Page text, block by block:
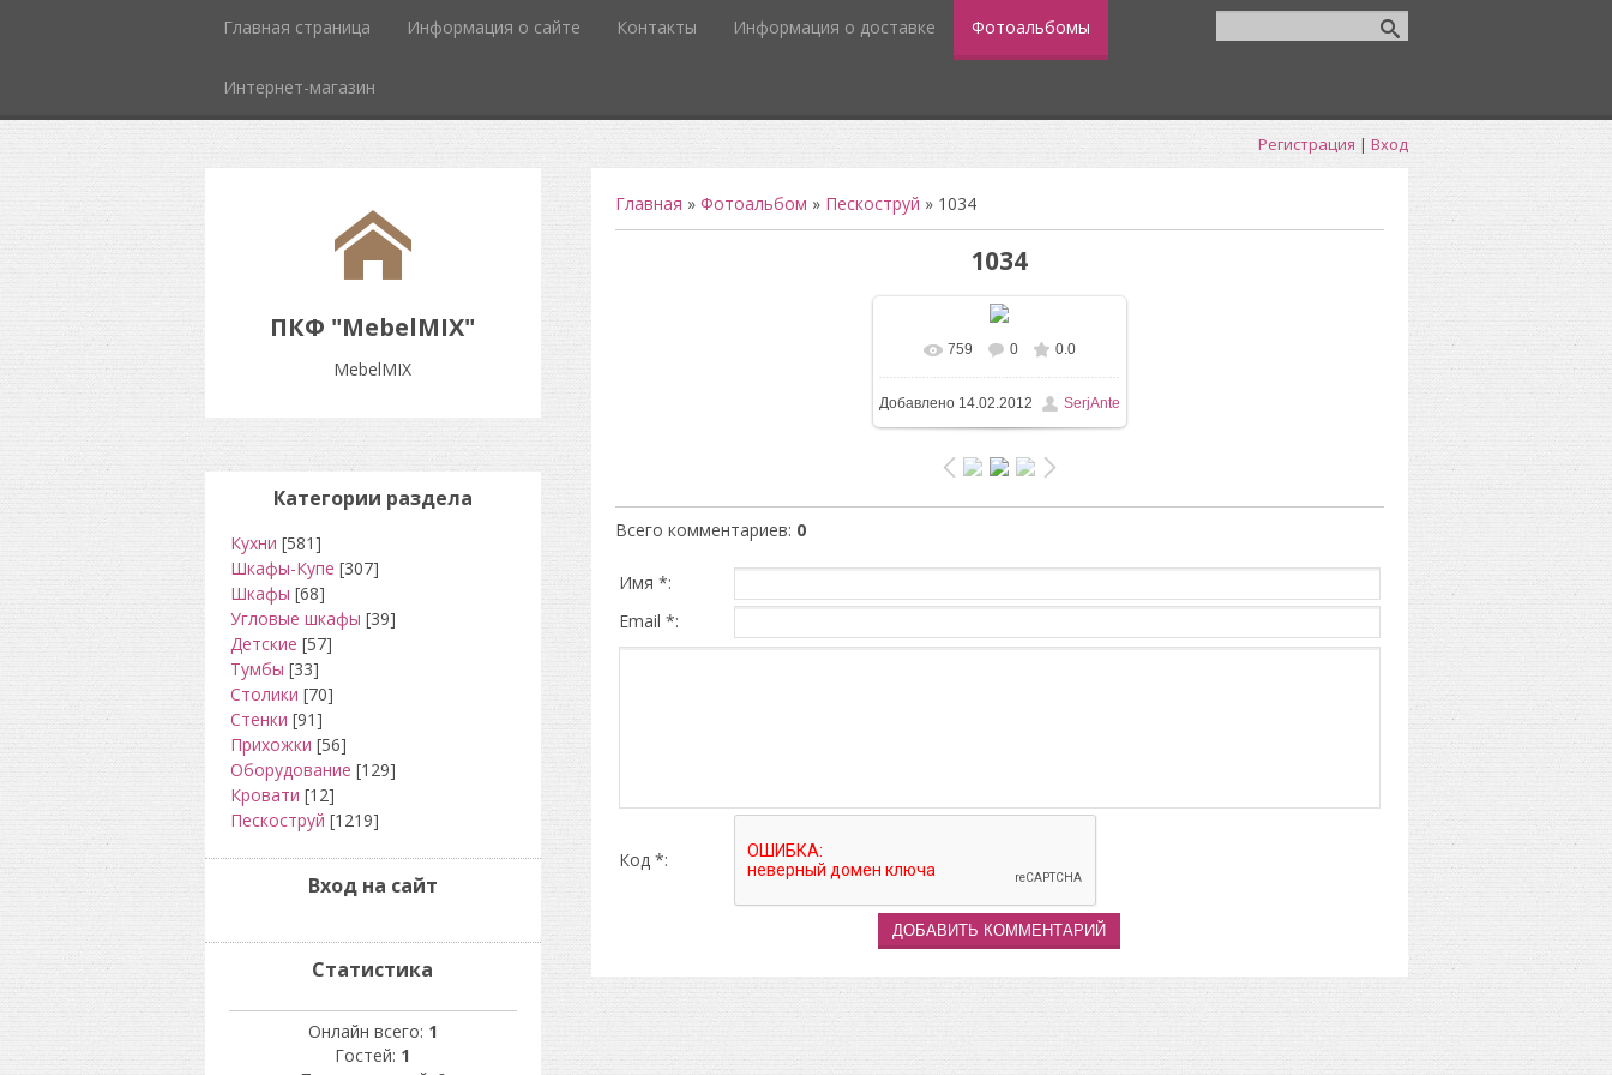
Главная страница Информация о сайте Контакты Информация о доставке Фотоальбомы
Интернет-магазин
Регистрация | Вход
ПКФ "MebelMIX"
MebelMIX
Главная » Фотоальбом » Пескоструй » 1034
1034
В реальном размере
756x732/ 66.3Kb
759 0 0.0
Добавлено14.02.2012 SerjAnte
Всего комментариев: 0
Имя *:
Email *:
Код *:
Категории раздела
Кухни [581]
Шкафы-Купе [307]
Шкафы [68]
Угловые шкафы [39]
Детские [57]
Тумбы [33]
Столики [70]
Стенки [91]
Прихожки [56]
Оборудование [129]
Кровати [12]
Пескоструй [1219]
Вход на сайт
Статистика
Онлайн всего: 1
Гостей: 1